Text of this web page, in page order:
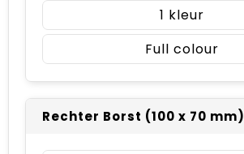
1
Full colour
Rechter Borst (100 x 70 mm)